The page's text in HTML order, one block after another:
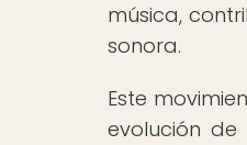
música,
sonora.
Este
evolución